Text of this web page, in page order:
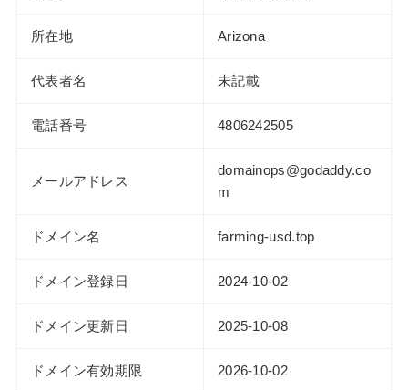
所在地 Arizona
代表者名 未記載
電話番号 4806242505
メールアドレス
domainops@godaddy.co
m
ドメイン名 farming-usd.top
ドメイン登録日 2024-10-02
ドメイン更新日 2025-10-08
ドメイン有効期限 2026-10-02